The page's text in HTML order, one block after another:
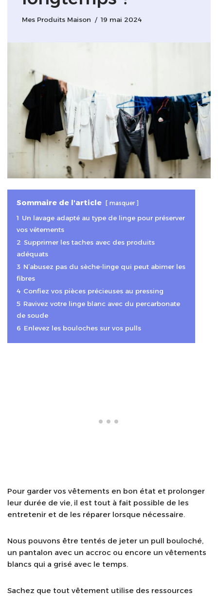
Mes Produits Maison 19 mai 2024
Sommaire de l'article masquer
1 Un lavage adapté au type de linge pour préserver
vos vêtements
2 Supprimer les taches avec des produits
adéquats
3 N’abusez pas du sèche-linge qui peut abimer les
fibres
4 Confiez vos pièces précieuses au pressing
5 Ravivez votre linge blanc avec du percarbonate
de soude
6 Enlevez les bouloches sur vos pulls
Pour garder vos vêtements en bon état et prolonger
leur durée de vie, il est tout à fait possible de les
entretenir et de les réparer lorsque nécessaire.
Nous pouvons être tentés de jeter un pull bouloché,
un pantalon avec un accroc ou encore un vêtements
blancs qui a grisé avec le temps.
Sachez que tout vêtement utilise des ressources